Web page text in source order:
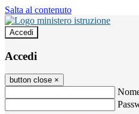
Salta al contenuto
Accedi
Accedi
button close ×